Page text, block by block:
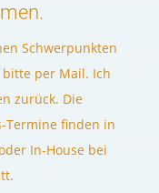
Schwerpunkten
per Mail. Ich
zurück. Die
Termine finden in
In-House bei